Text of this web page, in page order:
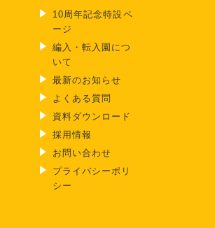
10周年記念特設ペ
ージ
編入・転入園につ
いて
最新のお知らせ
よくある質問
資料ダウンロード
採用情報
お問い合わせ
プライバシーポリ
シー